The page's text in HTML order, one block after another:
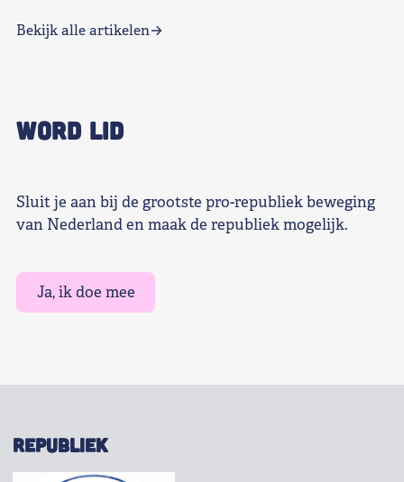
Bekijk alle artikelen
WORD LID
Sluit je aan bij de grootste pro-republiek beweging
van Nederland en maak de republiek mogelijk.
Ja, ik doe mee
REPUBLIEK